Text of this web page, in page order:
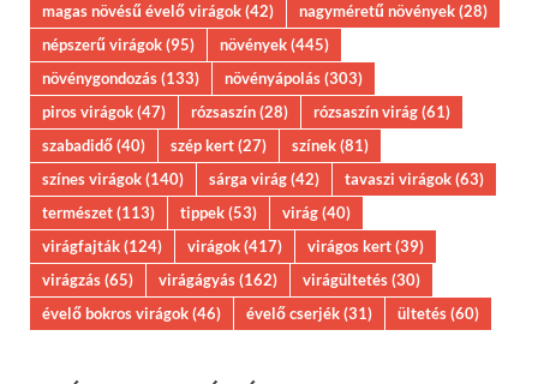
magas növésű évelő virágok(42) nagyméretű növények(28)
népszerű virágok(95) növények(445)
növénygondozás(133) növényápolás(303)
piros virágok(47) rózsaszín(28) rózsaszín virág(61)
szabadidő(40) szép kert(27) színek(81)
színes virágok(140) sárga virág(42) tavaszi virágok(63)
természet(113) tippek(53) virág(40)
virágfajták(124) virágok(417) virágos kert(39)
virágzás(65) virágágyás(162) virágültetés(30)
évelő bokros virágok(46) évelő cserjék(31) ültetés(60)